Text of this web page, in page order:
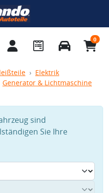
0
Elektrik
Generator & Lichtmaschine
sind
Sie Ihre